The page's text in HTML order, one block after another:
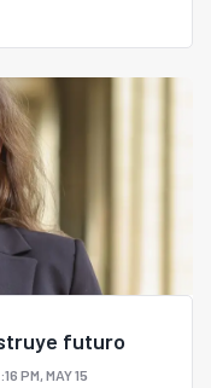
futuro
PM, MAY 15